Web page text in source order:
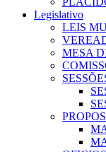
Legislativo
LEIS
MESA